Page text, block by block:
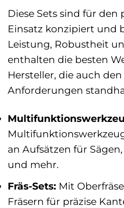
Diese Sets sind für den
Einsatz konzipiert und
Leistung, Robustheit
enthalten die besten
Hersteller, die auch
Anforderungen
an Aufsätzen für
und mehr.
Fräs-Sets: Mit
Fräsern für präzise